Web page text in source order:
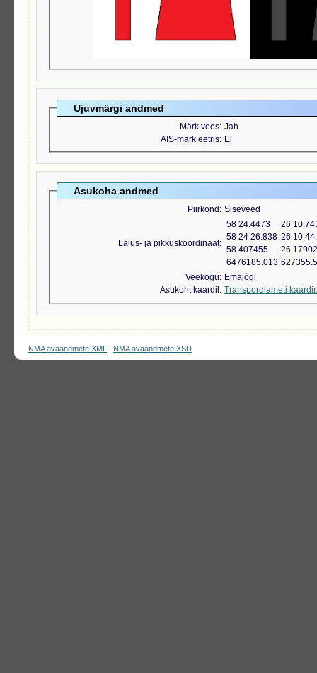
Ujuvmärgi andmed
Märk vees Jah
AIS-märk eetris Ei
Asukoha andmed
Piirkond Siseveed
Laius- ja pikkuskoordinaat
58 24.4473
26
58 24 26.838 26 10
58.407455
6476185.013
Veekogu
Emajõgi
Asukoht kaardil
Transpordiameti
NMA avaandmete XML | NMA avaandmete XSD